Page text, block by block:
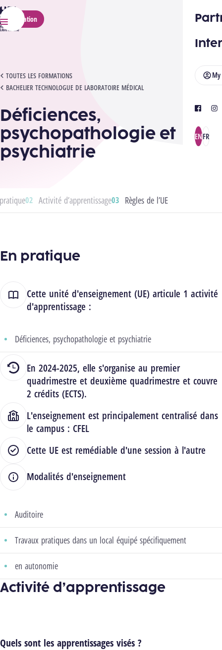
HELMo
Menu
My
facebook
ENFR
Application
TOUTES LES FORMATIONS
BACHELIER TECHNOLOGUE DE LABORATOIRE MÉDICAL
DÉFICIENCES, PSYCHOPATHOLOGIE ET PSYCHIATRIE
Déficiences,
psychopathologie et
psychiatrie
Activité d’apprentissage Règles de l’UE
En pratique
Cette unité d'enseignement (UE) articule 1 activité
d'apprentissage :
Déficiences, psychopathologie et psychiatrie
En 2024-2025, elle s'organise au premier
quadrimestre et deuxième quadrimestre et couvre
2 crédits (ECTS).
L'enseignement est principalement centralisé dans
le campus : CFEL
Cette UE est remédiable d'une session à l'autre
Modalités d'enseignement
Auditoire
Travaux pratiques dans un local équipé spécifiquement
en autonomie
Activité d’apprentissage
Quels sont les apprentissages visés ?